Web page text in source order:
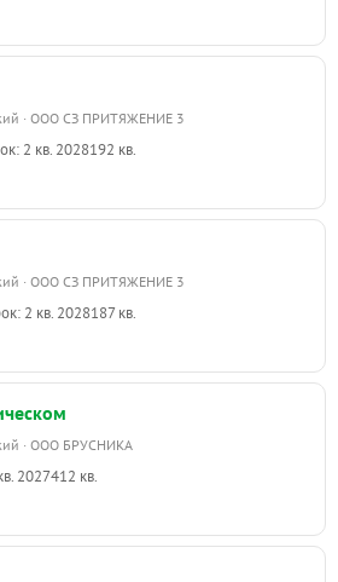
· ООО СЗ ПРИТЯЖЕНИЕ 3
2 кв. 2028192 кв.
· ООО СЗ ПРИТЯЖЕНИЕ 3
2 кв. 2028187 кв.
· ООО БРУСНИКА
2027412 кв.